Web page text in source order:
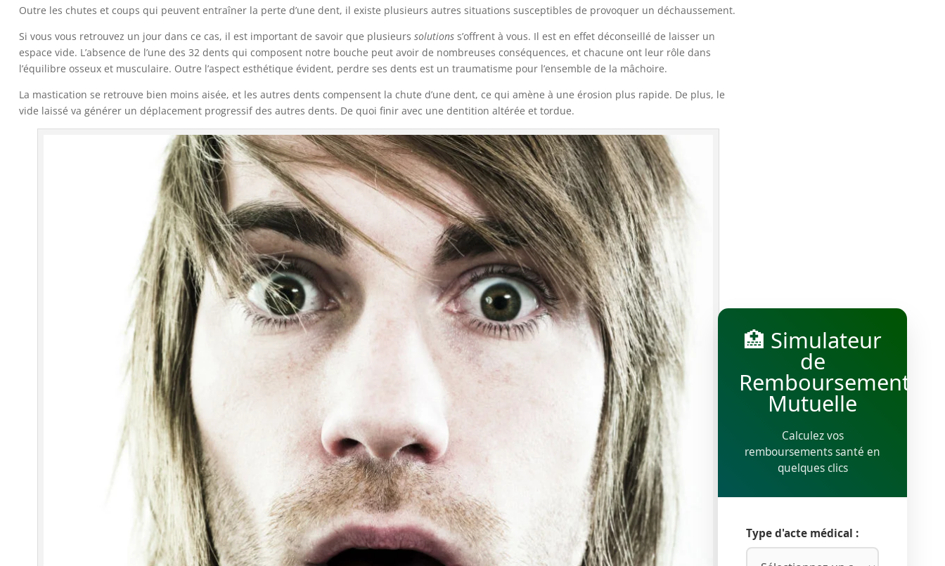
Outre les chutes et coups qui peuvent entraîner la perte d’une dent, il existe plusieurs autres situations susceptibles de provoquer un déchaussement.
Si vous vous retrouvez un jour dans ce cas, il est important de savoir que plusieurs solutionss’offrent à vous. Il est en effet déconseillé de laisser un
espace vide. L’absence de l’une des 32 dents qui composent notre bouche peut avoir de nombreuses conséquences, et chacune ont leur rôle dans
l’équilibre osseux et musculaire. Outre l’aspect esthétique évident, perdre ses dents est un traumatisme pour l’ensemble de la mâchoire.
La mastication se retrouve bien moins aisée, et les autres dents compensent la chute d’une dent, ce qui amène à une érosion plus rapide. De plus, le
vide laissé va générer un déplacement progressif des autres dents. De quoi finir avec une dentition altérée et tordue.
🏥 Simulateur
de
Remboursement
Mutuelle
Calculez vos
remboursements santé en
quelques clics
Type d'acte médical :